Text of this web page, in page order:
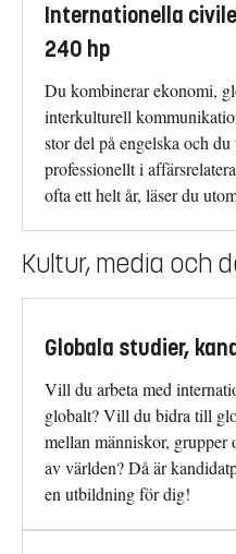
Internationella
240 hp
Du kombinerar ekonomi,
interkulturell
stor del på engelska och
professionellt i
ofta ett helt år, läser du
Kultur, media och
Globala studier,
Vill du arbeta med
globalt? Vill du bidra till
mellan människor,
av världen? Då är
en utbildning för dig!